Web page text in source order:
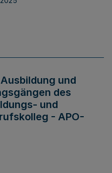
und
des
und
- APO-